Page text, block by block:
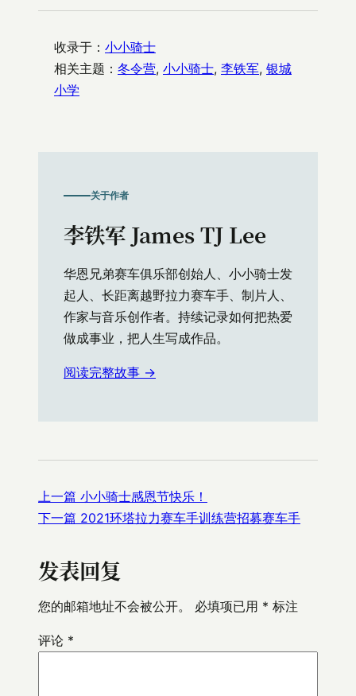
收录于： 小小骑士
相关主题： 冬令营, 小小骑士, 李铁军, 银城
小学
关于作者
李铁军 James TJ Lee
华恩兄弟赛车俱乐部创始人、小小骑士发
起人、长距离越野拉力赛车手、制片人、
作家与音乐创作者。持续记录如何把热爱
做成事业，把人生写成作品。
阅读完整故事 →
上一篇 小小骑士感恩节快乐！
下一篇 2021环塔拉力赛车手训练营招募赛车手
发表回复
您的邮箱地址不会被公开。 必填项已用 * 标注
评论 *